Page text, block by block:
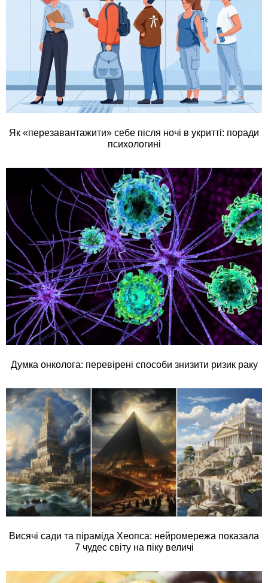
Як «перезавантажити» себе після ночі в укритті: поради
психологині
Думка онколога: перевірені способи знизити ризик раку
Висячі сади та піраміда Хеопса: нейромережа показала
7 чудес світу на піку величі